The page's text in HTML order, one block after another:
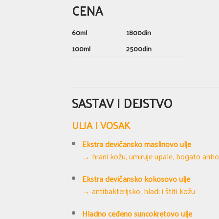
CENA
60ml 1800din.
100ml
2500din.
SASTAV I DEJSTVO
ULJA I VOSAK
Ekstra devičansko maslinovo ulje
→ hrani kožu, umiruje upale, bogato
Ekstra devičansko kokosovo ulje
→ antibakterijsko, hladi i štiti kožu
Hladno ceđeno suncokretovo ulje